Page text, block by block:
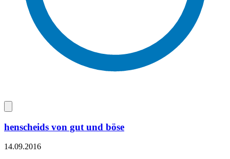
henscheids von gut und böse
14.09.2016